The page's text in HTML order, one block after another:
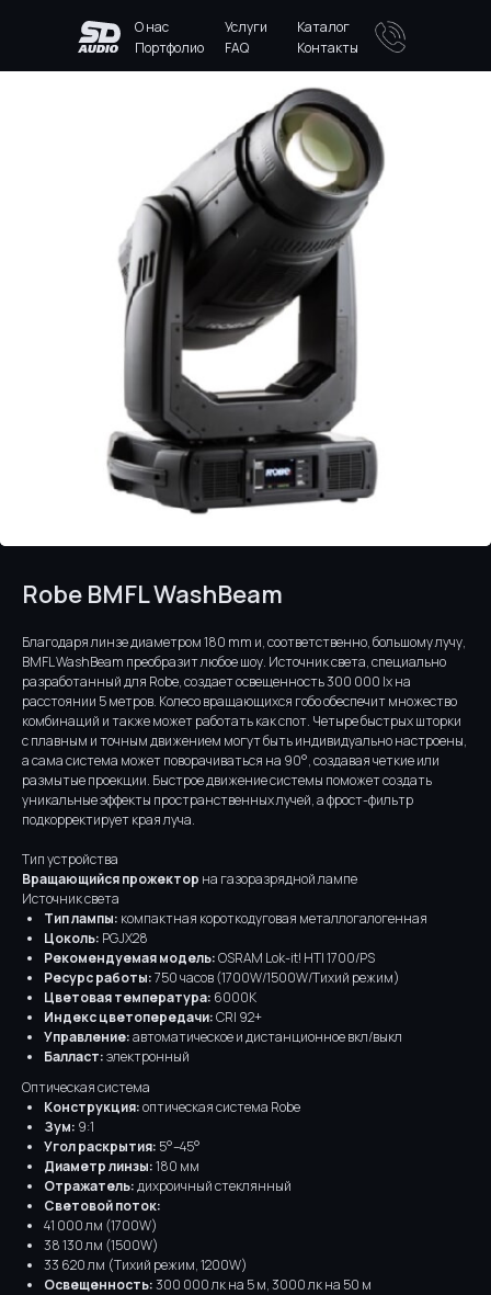
Каталог
Услуги
О нас
Портфолио
FAQ Контакты
Robe BMFL WashBeam
Благодаря линзе диаметром 180 mm и, соответственно, большому лучу,
BMFL WashBeam преобразит любое шоу. Источник света, специально
разработанный для Robe, создает освещенность 300 000 lx на
расстоянии 5 метров. Колесо вращающихся гобо обеспечит множество
комбинаций и также может работать как спот. Четыре быстрых шторки
с плавным и точным движением могут быть индивидуально настроены,
а сама система может поворачиваться на 90°, создавая четкие или
размытые проекции. Быстрое движение системы поможет создать
уникальные эффекты пространственных лучей, а фрост-фильтр
подкорректирует края луча.
Тип устройства
Вращающийся прожектор на газоразрядной лампе
Источник света
Тип лампы: компактная короткодуговая металлогалогенная
Цоколь: PGJX28
Рекомендуемая модель:OSRAM Lok-it! HTI 1700/PS
Ресурс работы:750 часов (1700W/1500W/Тихий режим)
Цветовая температура: 6000K
Индекс цветопередачи:CRI 92+
Управление:автоматическое и дистанционное вкл/выкл
Балласт:электронный
Оптическая система
Конструкция:оптическая система Robe
Зум: 9:1
Угол раскрытия: 5°–45°
Диаметр линзы:180 мм
Отражатель:дихроичный стеклянный
Световой поток:
41 000 лм (1700W)
38 130 лм (1500W)
33 620 лм (Тихий режим, 1200W)
Освещенность:300 000 лк на 5 м, 3000 лк на 50 м